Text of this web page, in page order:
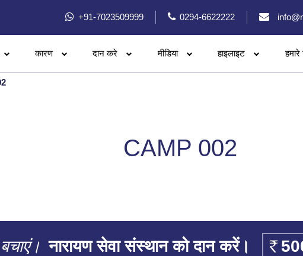
+91-7023509999 0294-6622222
कारण दान करे मीडिया हाइलाइट हमारे
CAMP 002
नारायण सेवा संस्थान को दान करें।